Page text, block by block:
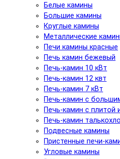
Белые камины
Большие камины
Круглые камины
Металлические
Печи камины красные
Печь камин бежевый
Печь-камин 10 кВт
Печь-камин 12 квт
Печь-камин 7 кВт
Печь-камин с
Печь-камин с плитой
Печь-камин
Подвесные камины
Пристенные печи-
Угловые камины